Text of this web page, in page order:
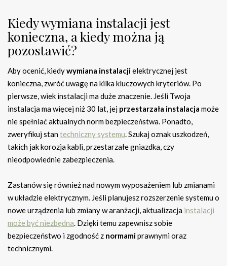
Kiedy wymiana instalacji jest
konieczna, a kiedy można ją
pozostawić?
Aby ocenić, kiedywymiana instalacjielektrycznej jest
konieczna, zwróć uwagę na kilka kluczowych kryteriów. Po
pierwsze, wiek instalacji ma duże znaczenie. Jeśli Twoja
instalacja ma więcej niż 30 lat, jej przestarzała instalacja może
nie spełniać aktualnych norm bezpieczeństwa. Ponadto,
zweryfikuj stantechniczny systemu. Szukaj oznak uszkodzeń,
takich jak korozja kabli, przestarzałe gniazdka, czy
nieodpowiednie zabezpieczenia.
Zastanów się również nad nowym wyposażeniem lub zmianami
w układzie elektrycznym. Jeśli planujesz rozszerzenie systemu o
nowe urządzenia lub zmiany w aranżacji, aktualizacja instalacji
może być niezbędna. Dzięki temu zapewnisz sobie
bezpieczeństwo i zgodność z normamiprawnymi oraz
technicznymi.